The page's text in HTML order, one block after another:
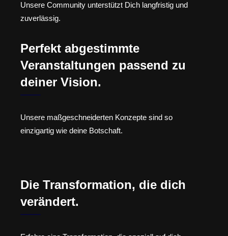
Unsere Community unterstützt Dich langfristig und
zuverlässig.
Perfekt abgestimmte
Veranstaltungen passend zu
deiner Vision.
Unsere maßgeschneiderten Konzepte sind so
einzigartig wie deine Botschaft.
Die Transformation, die dich
verändert.